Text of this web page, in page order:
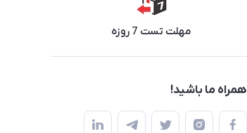
مهلت تست 7 روزه
همراه ما باشید!